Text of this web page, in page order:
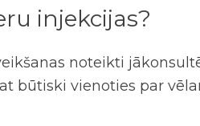
injekcijas?
noteikti
būtiski vienoties par